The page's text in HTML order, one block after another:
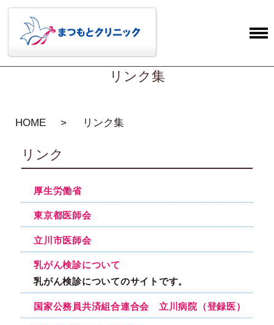
リンク集
HOME リンク集
リンク
厚生労働省
東京都医師会
立川市医師会
乳がん検診について
乳がん検診についてのサイトです。
国家公務員共済組合連合会 立川病院（登録医）